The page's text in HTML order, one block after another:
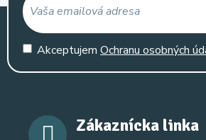
Akceptujem Ochranu osobných
Zákaznícka linka